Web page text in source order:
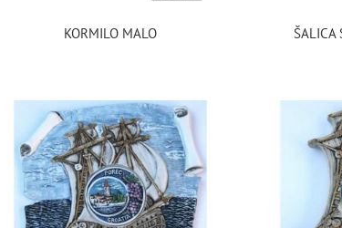
KORMILO MALO ŠALICA